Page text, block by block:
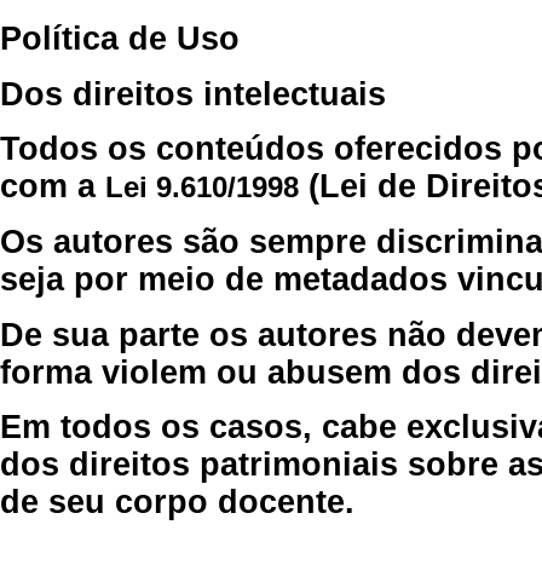
Política de Uso
Dos direitos intelectuais
Todos os conteúdos oferecidos
com a Lei 9.610/1998 (Lei de
Os autores são sempre
seja por meio de metadados
De sua parte os autores não
forma violem ou abusem dos
Em todos os casos, cabe
dos direitos patrimoniais sobre
de seu corpo docente.